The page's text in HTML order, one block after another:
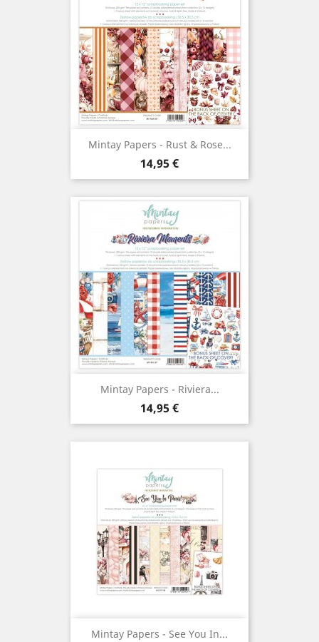
Mintay Papers - Rust & Rose...
Prix
14,95 €
Mintay Papers - Riviera...
Prix
14,95 €
Mintay Papers - See You In...